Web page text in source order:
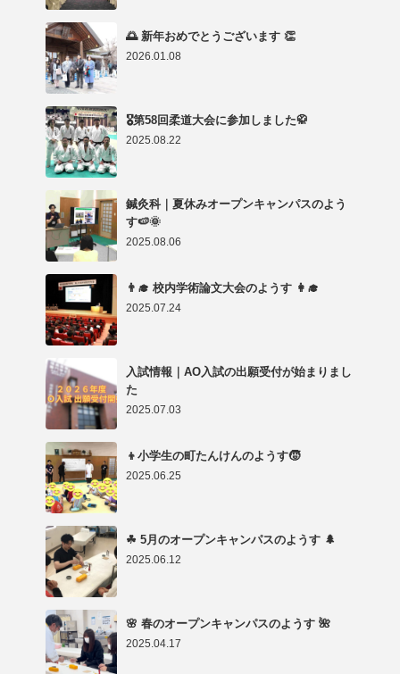
🌅 新年おめでとうございます 👏
2026.01.08
🎖第58回柔道大会に参加しました🥋
2025.08.22
鍼灸科｜夏休みオープンキャンパスのよう
す🍉🌞
2025.08.06
👨‍🎓 校内学術論文大会のようす 👩‍🎓
2025.07.24
入試情報｜AO入試の出願受付が始まりまし
た
2025.07.03
👦小学生の町たんけんのようす🧒
2025.06.25
☘ 5月のオープンキャンパスのようす 🌲
2025.06.12
🌸 春のオープンキャンパスのようす 🌺
2025.04.17